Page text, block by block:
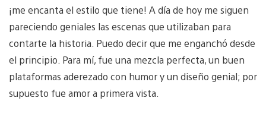
¡me encanta el estilo que tiene! A día de hoy me siguen
pareciendo geniales las escenas que utilizaban para
contarte la historia. Puedo decir que me enganchó desde
el principio. Para mí, fue una mezcla perfecta, un buen
plataformas aderezado con humor y un diseño genial; por
supuesto fue amor a primera vista.